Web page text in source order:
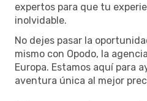
expertos para que tu
inolvidable.
No dejes pasar la
mismo con Opodo, la
Europa. Estamos aquí para
aventura única al mejor